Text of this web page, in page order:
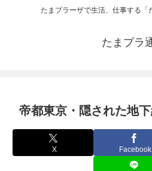
たまプラーザで生活、仕事する「
たまプラ
帝都東京・隠された地
X Facebook